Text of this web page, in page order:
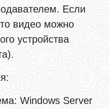
Если
то видео можно
устройства
Windows Server